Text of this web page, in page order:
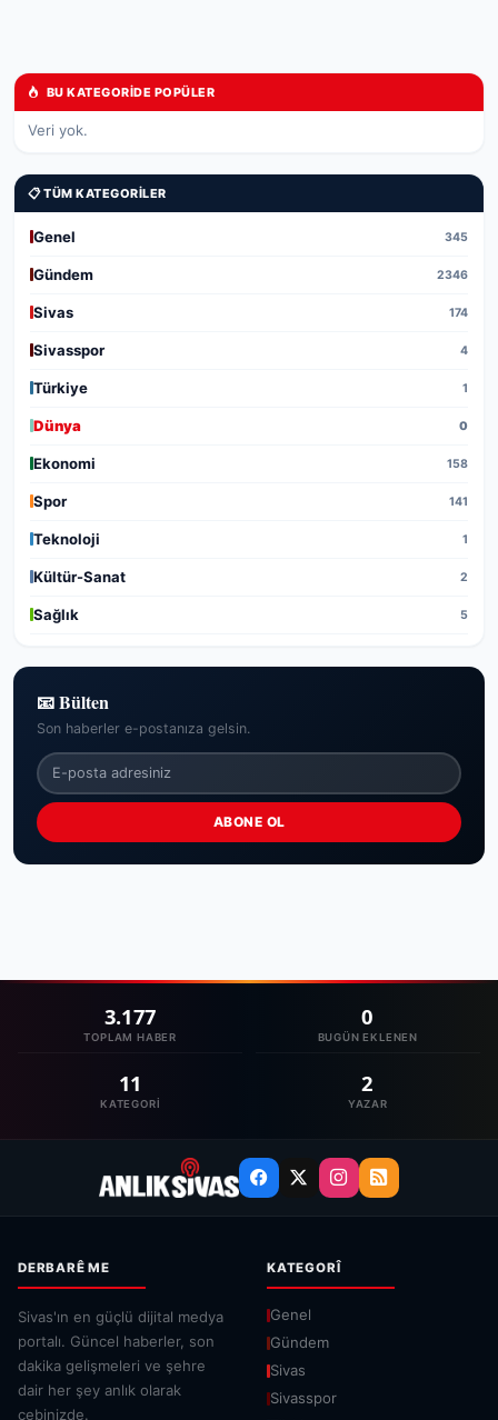
BU KATEGORIDE POPÜLER
Veri yok.
📋 TÜM KATEGORILER
Genel 345
Gündem 2346
Sivas 174
Sivasspor 4
Türkiye 1
Dünya 0
Ekonomi 158
Spor 141
Teknoloji 1
Kültür-Sanat 2
Sağlık 5
📧 Bülten
Son haberler e-postanıza gelsin.
ABONE OL
3.177
TOPLAM HABER
0
BUGÜN EKLENEN
11
KATEGORI
2
YAZAR
DERBARÊ ME
Sivas'ın en güçlü dijital medya
portalı. Güncel haberler, son
dakika gelişmeleri ve şehre
dair her şey anlık olarak
cebinizde.
KATEGORÎ
Genel
Gündem
Sivas
Sivasspor